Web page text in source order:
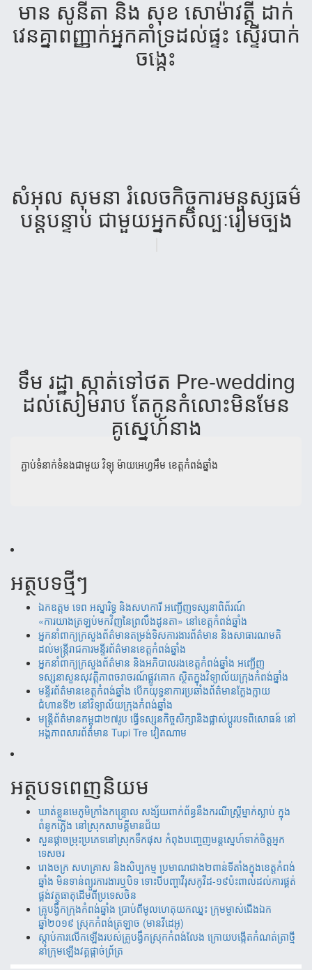
មាន សូនីតា និង សុខ​ សោម៉ាវត្តី​ ដាក់​
វេន​គ្នា​ពញ្ញាក់​អ្នក​គាំទ្រ​ដល់​ផ្ទះ ស្ទើរ​បាក់​
ចង្កេះ
សំអុល សុមនា រំលេចកិច្ចការមនុស្សធម៌
បន្តបន្ទាប់ ជាមួយអ្នកសិល្បៈរៀមច្បង
ទឹម​ រដ្ឋា ស្កាត់​ទៅ​ថត Pre-wedding
ដល់​សៀមរាប តែ​កូន​កំលោះ​មិន​មែន​
គូស្នេហ៍​នាង
ភ្ជាប់ទំនាក់ទំនងជាមួយវិទ្យុ ម៉ាយអេហ្វអឹម ខេត្តកំពង់ឆ្នាំង
អត្ថបទថ្មីៗ
ឯកឧត្តម ទេព អស្នារិទ្ធ និងសហការី អញ្ជើញទស្សនាពិព័រណ៍
«ការយាងត្រឡប់មកវិញនៃព្រលឹងដូនតា» នៅខេត្តកំពង់ឆ្នាំង
អ្នកនាំពាក្យក្រសួងព័ត៌មានតម្រង់ទិសការងារព័ត៌មាន និងសាធារណមតិ
ដល់មន្រ្តីរាជការមន្ទីរព័ត៌មានខេត្តកំពង់ឆ្នាំង
អ្នកនាំពាក្យក្រសួងព័ត៌មាន និងអភិបាលរងខេត្តកំពង់ឆ្នាំង អញ្ជើញ
ទស្សនាសួនសុវត្តិភាពចរាចរណ៍ផ្លូវគោក ស្ថិតក្នុងវិទ្យាល័យក្រុងកំពង់ឆ្នាំង
មន្ទីរព័ត៌មានខេត្តកំពង់ឆ្នាំង បើកយុទ្ធនាការប្រឆាំងព័ត៌មានក្លែងក្លាយ
ជំហានទី២ នៅវិទ្យាល័យក្រុងកំពង់ឆ្នាំង
មន្ត្រីព័ត៌មានកម្ពុជា២៧រូប ធ្វើទស្សនកិច្ចសិក្សានិងផ្លាស់ប្តូរបទពិសោធន៍ នៅ
អង្គភាពសារព័ត៌មាន Tupi Tre វៀតណាម
អត្ថបទពេញនិយម
ឃាត់​ខ្លួន​មេភូមិ​ក្រាំង​កន្រ្ទោល សង្ស័យ​ពាក់ព័ន្ធ​នឹ​ង​​ករណី​ស្រ្តីម្នាក់​ស្លាប់ ​ក្នុង​
ពំនូក​ភ្លើង​ នៅស្រុក​សាម​គ្គីមាន​ជ័យ
សួន​​ផ្កា​ច​ម្រុះ​​ប្រភេទ​​នៅ​​ស្រុក​​​ទឹក​​ផុស​​ កំពុង​​បញ្ចេញ​​​មន្តស្នេហ៍​​​​ទាក់​​​ចិត្ត​​អ្នក
ទេស​​ចរ​
រោងចក្រ ​សហគ្រាស​ និងសិប្បកម្ម ប្រមាណ​​​ជាង​​២ពាន់​​ទីតាំង​​ក្នុង​​ខេត្តកំពង់​
ឆ្នាំង​ មិន​ទាន់ព្យួរការងារ​ឬបិទ ទោះបីបញ្ហាវីរុសកូវីដ-១៩ប៉ះពាល់ដល់ការ​ផ្គត់​
ផ្គង់​វត្ថុ​ធាតុ​​ដើម​​ពី​​ប្រទេស​ចិន​
គ្រូបង្វឹកក្រុងកំពង់ឆ្នាំង ប្រាប់ពីមូលហេតុយកឈ្នះ ក្រុមម្ចាស់ជើងឯក
ឆ្នាំ២០១៩ ស្រុកកំពង់ត្រឡាច (មានវីដេអូ)
ស្តាប់ការលើកឡើងរបស់គ្រូបង្វឹកស្រុកកំពង់លែង ក្រោយបង្កើតកំណត់ត្រាថ្មី
នាំក្រុមឡើងវគ្គផ្តាច់ព័្រត្រ